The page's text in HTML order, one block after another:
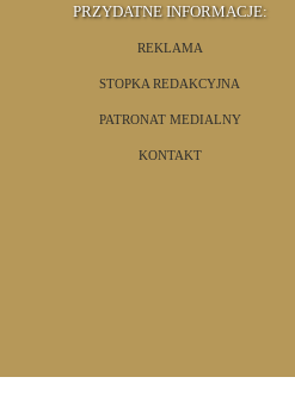
PRZYDATNE INFORMACJE:
REKLAMA
STOPKA REDAKCYJNA
PATRONAT MEDIALNY
KONTAKT